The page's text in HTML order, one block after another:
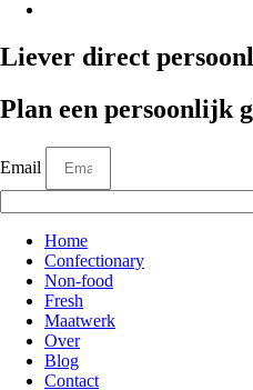
Liever direct
Plan een persoonlijk
Email
Home
Confectionary
Non-food
Fresh
Maatwerk
Over
Blog
Contact